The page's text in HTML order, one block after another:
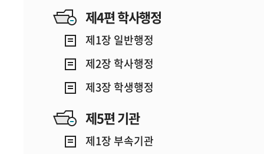
제4편 학사행정
제1장 일반행정
제2장 학사행정
제3장 학생행정
제5편 기관
제1장 부속기관